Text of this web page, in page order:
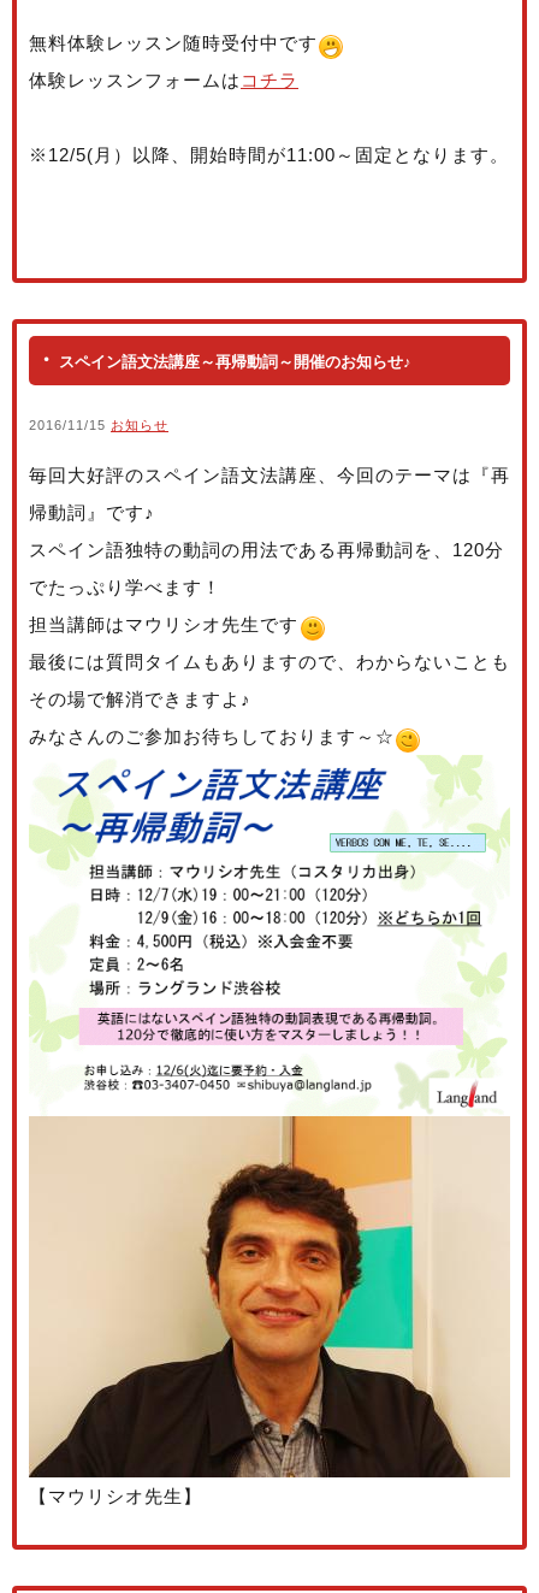
無料体験レッスン随時受付中です
体験レッスンフォームは コチラ
※12/5(月）以降、開始時間が11:00～固定となります。
スペイン語文法講座～再帰動詞～開催のお知らせ♪
2016/11/15 お知らせ
毎回大好評のスペイン語文法講座、今回のテーマは『再
帰動詞』です♪
スペイン語独特の動詞の用法である再帰動詞を、120分
でたっぷり学べます！
担当講師はマウリシオ先生です
最後には質問タイムもありますので、わからないことも
その場で解消できますよ♪
みなさんのご参加お待ちしております～☆
【マウリシオ先生】